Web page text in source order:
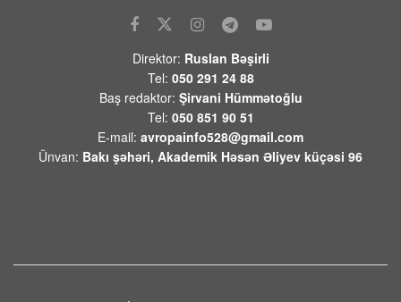
düşdü
Pasinyan -Sülhü dönməz etmək üçün
“Qarabağ ermənilərinin geri
qayıtması” kimi mövzuları davam
etdirməmək zəruridir
08 AVQUST 2026 / 10:54 11
Direktor: Ruslan Bəşirli
Tel: 050 291 24 88
Baş redaktor: Şirvani Hümmətoğlu
Tel: 050 851 90 51
E-mail: avropainfo528@gmail.com
Ünvan: Bakı şəhəri, Akademik Həsən Əliyev küçəsi 96